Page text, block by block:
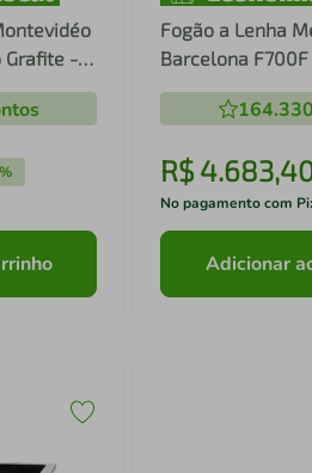
Grafite -
Fogão a Lenha
Barcelona
Dupla
R$4.683,
No pagamento com
Adicionar